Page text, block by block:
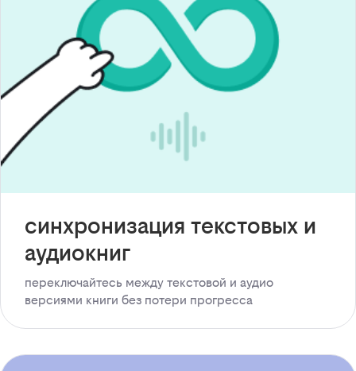
синхронизация текстовых и
аудиокниг
переключайтесь между текстовой и аудио
версиями книги без потери прогресса